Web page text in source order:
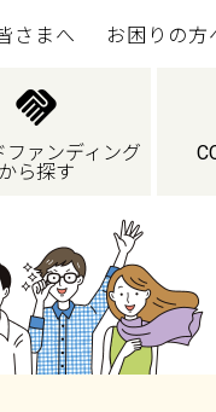
さまへ お困りの方
ファンディング
から探す